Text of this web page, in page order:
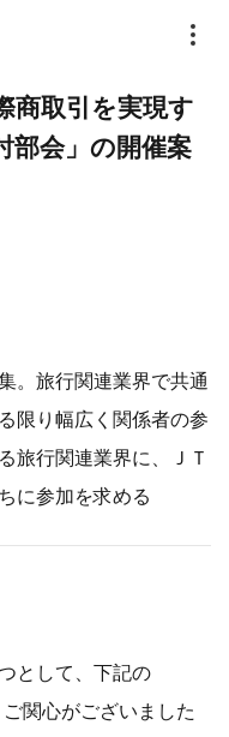
商取引を実現す
部会」の開催案
。旅行関連業界で共通
限り幅広く関係者の参
旅行関連業界に、ＪＴ
に参加を求める
として、下記の
関心がございました